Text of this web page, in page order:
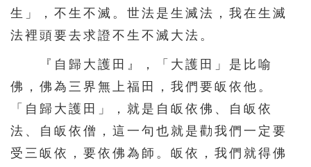
生」，不生不滅。世法是生滅法，我在生滅
法裡頭要去求證不生不滅大法。
『自歸大護田』，「大護田」是比喻
佛，佛為三界無上福田，我們要皈依他。
「自歸大護田」，就是自皈依佛、自皈依
法、自皈依僧，這一句也就是勸我們一定要
受三皈依，要依佛為師。皈依，我們就得佛